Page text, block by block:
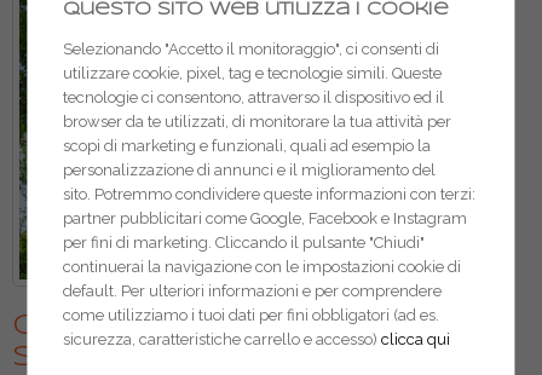
Casa sull’albero: un
sogno realizzabile!
Questo sito web utilizza i cookie
Selezionando "Accetto il monitoraggio", ci consenti di
utilizzare cookie, pixel, tag e tecnologie simili. Queste
tecnologie ci consentono, attraverso il dispositivo ed il
browser da te utilizzati, di monitorare la tua attività per
scopi di marketing e funzionali, quali ad esempio la
personalizzazione di annunci e il miglioramento del
sito. Potremmo condividere queste informazioni con terzi:
partner pubblicitari come Google, Facebook e Instagram
per fini di marketing. Cliccando il pulsante "Chiudi"
continuerai la navigazione con le impostazioni cookie di
default. Per ulteriori informazioni e per comprendere
come utilizziamo i tuoi dati per fini obbligatori (ad es.
sicurezza, caratteristiche carrello e accesso)clicca qui